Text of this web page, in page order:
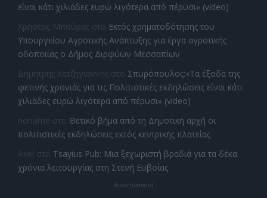
είναι κάτι χιλιάδες ευρώ λιγότερα από πέρυσι» (video)
Χρήστος Μπούρας στο Εκτός χρηματοδότησης του
Υπουργείου Αγροτικής Ανάπτυξης για έργα αγροτικής
οδοποιίας ο Δήμος Διρφύων Μεσσαπίων
Δημητρης Χατζηγιαννης στο Σπυρόπουλος:«Τα έξοδα της
φετινής χρονιάς για τις Πολιτιστικές εκδηλώσεις είναι κάτι
χιλιάδες ευρώ λιγότερα από πέρυσι» (video)
noname στο Θετικό βήμα από τη Δημοτική αρχή οι
πολιτιστικές εκδηλώσεις εκτός κεντρικής πλατείας
Axel στο Tsayius Pub: Μια ξεχωριστή βραδιά για τα δέκα
χρόνια λειτουργίας στη Στενή Ευβοίας
- Advertisement -